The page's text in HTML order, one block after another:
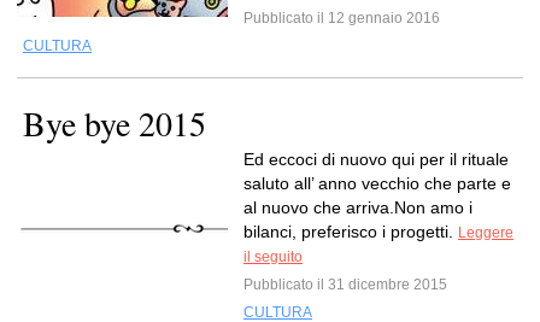
Pubblicato il 12 gennaio 2016
CULTURA
Bye bye 2015
Ed eccoci di nuovo qui per il rituale
saluto all’ anno vecchio che parte e
al nuovo che arriva.Non amo i
bilanci, preferisco i progetti.
Leggere
il seguito
Pubblicato il 31 dicembre 2015
CULTURA